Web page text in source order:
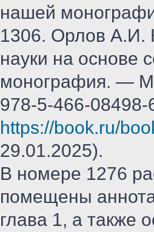
нашей
1306. Орлов А.И.
науки на основе
монография. —
978-5-466-
https://book.ru/
29.01.2025).
В номере 1276
помещены
глава 1, а также